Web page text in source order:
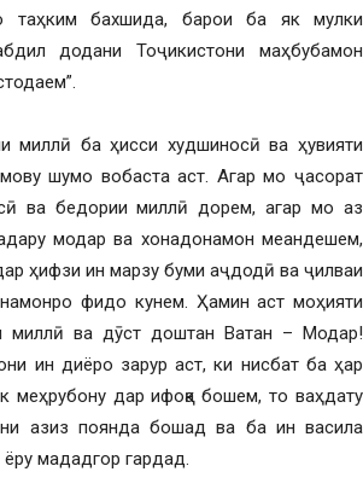
таҳким бахшида, барои ба як мулки
додани Тоҷикистони маҳбубамон
миллӣ ба ҳисси худшиносӣ ва ҳувияти
шумо вобаста аст. Агар мо ҷасорат
ва бедории миллӣ дорем, агар мо аз
модар ва хонадонамон меандешем,
ҳифзи ин марзу буми аҷдодӣ ва ҷилваи
фидо кунем. Ҳамин аст моҳияти
миллӣ ва дӯст доштан Ватан – Модар!
ин диёро зарур аст, ки нисбат ба ҳар
меҳрубону дар ифоқа бошем, то ваҳдату
азиз поянда бошад ва ба ин васила
мададгор гардад.